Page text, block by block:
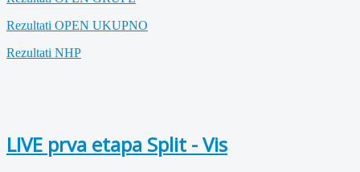
Rezultati OPEN UKUPNO
Rezultati NHP
LIVE prva etapa Split - Vis